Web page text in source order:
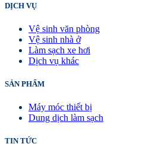
DỊCH VỤ
Vệ sinh văn phòng
Vệ sinh nhà ở
Làm sạch xe hơi
Dịch vụ khác
SẢN PHẨM
Máy móc thiết bị
Dung dịch làm sạch
TIN TỨC